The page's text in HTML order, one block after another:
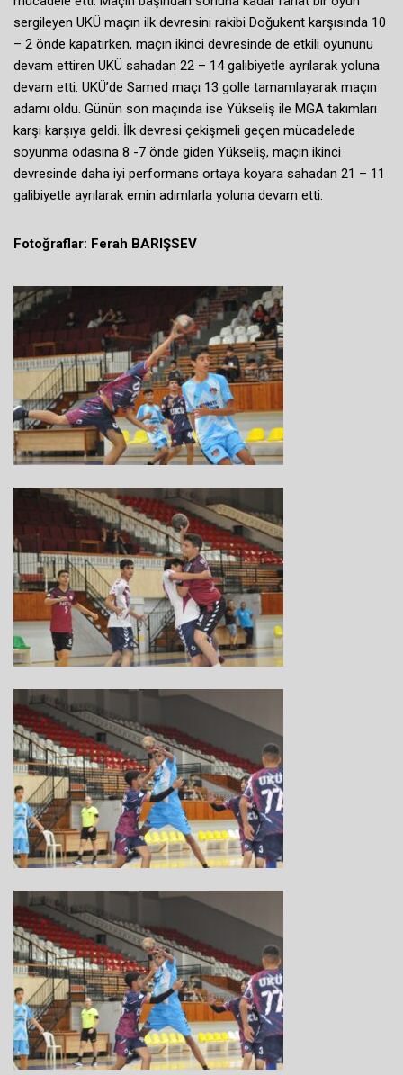
sergileyen UKÜ maçın ilk devresini rakibi Doğukent karşısında 10
– 2 önde kapatırken, maçın ikinci devresinde de etkili oyununu
devam ettiren UKÜ sahadan 22 – 14 galibiyetle ayrılarak yoluna
devam etti. UKÜ’de Samed maçı 13 golle tamamlayarak maçın
adamı oldu. Günün son maçında ise Yükseliş ile MGA takımları
karşı karşıya geldi. İlk devresi çekişmeli geçen mücadelede
soyunma odasına 8 -7 önde giden Yükseliş, maçın ikinci
devresinde daha iyi performans ortaya koyara sahadan 21 – 11
galibiyetle ayrılarak emin adımlarla yoluna devam etti.
Fotoğraflar: Ferah BARIŞSEV